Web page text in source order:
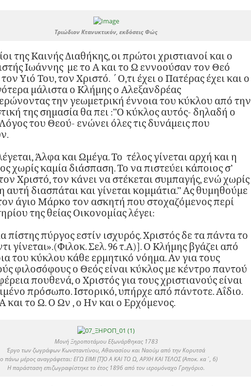
Τριώδιον Κτανυκτικόν, εκδόσεις Φώς
της Καινής Διαθήκης, οι πρώτοι χριστιανοί και ο
Ιωάννης με το Α και το Ω εννοούσαν τον Θεό
Υιό Του, τον Χριστό. ΄Ο,τι έχει ο Πατέρας έχει και ο
μάλιστα ο Κλήμης ο Αλεξανδρέας
την γεωμετρική έννοια του κύκλου από την
της σημασία θα πει :’’Ο κύκλος αυτός- δηλαδή ο
του Θεού- ενώνει όλες τις δυνάμεις που
Άλφα και Ωμέγα. Το τέλος γίνεται αρχή και η
χωρίς καμία διάσπαση. Το να πιστεύει κάποιος σ’
Χριστό, τον κάνει να στέκεται συμπαγής, ενώ χωρίς
αυτή διασπάται και γίνεται κομμάτια.’’ Ας θυμηθούμε
άγιο Μάρκο τον ασκητή που στοχαζόμενος περί
της θείας Οικονομίας λέγει:
πίστης πύργος εστίν ισχυρός. Χριστός δε τα πάντα το
γίνεται».(Φιλοκ. Σελ. 96 τ.Α)]. Ο Κλήμης βγάζει από
του κύκλου κάθε ερμητικό νόημα. Αν για τους
φιλοσόφους ο Θεός είναι κύκλος με κέντρο παντού
πουθενά, ο Χριστός για τους χριστιανούς είναι
πρόσωπο. Ιστορικό, υπήρχε από πάντοτε. Αΐδιο.
και το Ω. Ο Ων , ο Ην και ο Ερχόμενος.
Μονή Ξηροποτάμου Εξωνάρθηκας 1783
Έργο των ζωγράφων Κωνσταντίνου, Αθανασίου και Ναούμ από την Κορυτσά
πάνω μέρος αναγράφεται: ΕΓΩ ΕΙΜΙ [Τ]Ο Α ΚΑΙ ΤΟ Ω, ΑΡΧΗ ΚΑΙ ΤΕΛΟΣ (Αποκ. κα΄, 6)
Η παράσταση επιζωγραφίστηκε το έτος 1896 από τον ιερομόναχο Γρηγόριο.